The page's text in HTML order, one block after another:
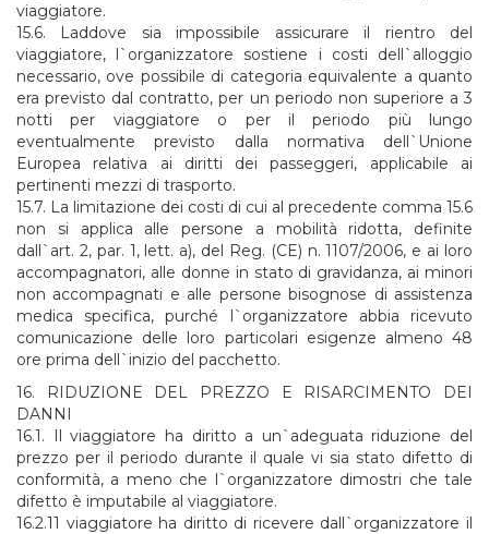
viaggiatore.
15.6. Laddove sia impossibile assicurare il rientro del
viaggiatore, l`organizzatore sostiene i costi dell`alloggio
necessario, ove possibile di categoria equivalente a quanto
era previsto dal contratto, per un periodo non superiore a 3
notti per viaggiatore o per il periodo più lungo
eventualmente previsto dalla normativa dell`Unione
Europea relativa ai diritti dei passeggeri, applicabile ai
pertinenti mezzi di trasporto.
15.7. La limitazione dei costi di cui al precedente comma 15.6
non si applica alle persone a mobilità ridotta, definite
dall`art. 2, par. 1, lett. a), del Reg. (CE) n. 1107/2006, e ai loro
accompagnatori, alle donne in stato di gravidanza, ai minori
non accompagnati e alle persone bisognose di assistenza
medica specifica, purché l`organizzatore abbia ricevuto
comunicazione delle loro particolari esigenze almeno 48
ore prima dell`inizio del pacchetto.
16. RIDUZIONE DEL PREZZO E RISARCIMENTO DEI
DANNI
16.1. Il viaggiatore ha diritto a un`adeguata riduzione del
prezzo per il periodo durante il quale vi sia stato difetto di
conformità, a meno che l`organizzatore dimostri che tale
difetto è imputabile al viaggiatore.
16.2.11 viaggiatore ha diritto di ricevere dall`organizzatore il